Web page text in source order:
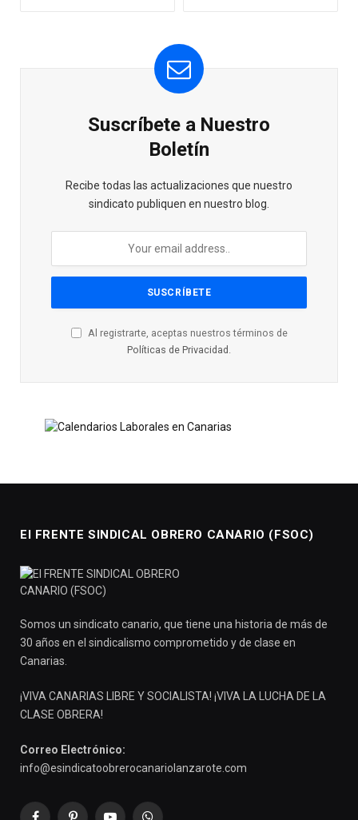
Suscríbete a Nuestro
Boletín
Recibe todas las actualizaciones que nuestro
sindicato publiquen en nuestro blog.
Al registrarte, aceptas nuestros términos de
Políticas de Privacidad .
El FRENTE SINDICAL OBRERO CANARIO (FSOC)
Somos un sindicato canario, que tiene una historia de más de
30 años en el sindicalismo comprometido y de clase en
Canarias.
¡VIVA CANARIAS LIBRE Y SOCIALISTA! ¡VIVA LA LUCHA DE LA
CLASE OBRERA!
Correo Electrónico:
info@esindicatoobrerocanariolanzarote.com